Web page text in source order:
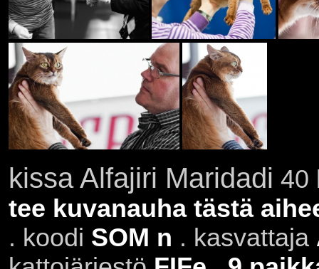
kissa Alfajiri Maridadi 40
tee kuvanauha tästä
. koodi SOM n . kasvattaja